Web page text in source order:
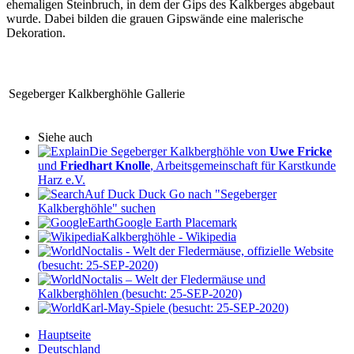
ehemaligen Steinbruch, in dem der Gips des Kalkberges abgebaut
wurde. Dabei bilden die grauen Gipswände eine malerische
Dekoration.
Segeberger Kalkberghöhle Gallerie
Siehe auch
Die Segeberger Kalkberghöhle von Uwe Fricke
und Friedhart Knolle, Arbeitsgemeinschaft für Karstkunde
Harz e.V.
Auf Duck Duck Go nach "Segeberger
Kalkberghöhle" suchen
Google Earth Placemark
Kalkberghöhle - Wikipedia
Noctalis - Welt der Fledermäuse, offizielle Website
(besucht: 25-SEP-2020)
Noctalis – Welt der Fledermäuse und
Kalkberghöhlen (besucht: 25-SEP-2020)
Karl-May-Spiele (besucht: 25-SEP-2020)
Hauptseite
Deutschland